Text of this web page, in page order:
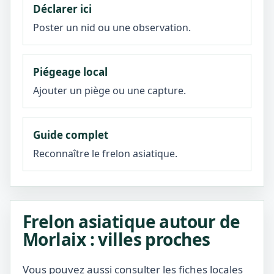
Déclarer ici
Poster un nid ou une observation.
Piégeage local
Ajouter un piège ou une capture.
Guide complet
Reconnaître le frelon asiatique.
Frelon asiatique autour de
Morlaix : villes proches
Vous pouvez aussi consulter les fiches locales